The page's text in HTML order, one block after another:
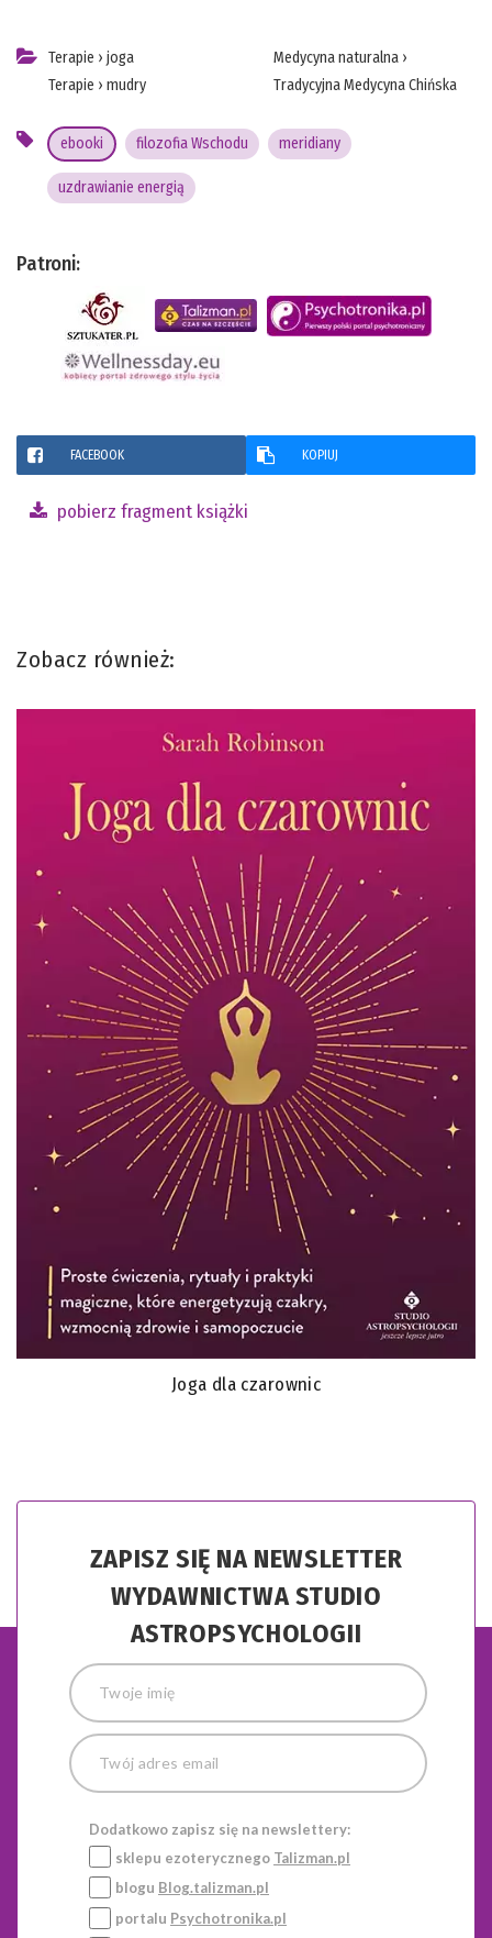
Terapie › joga
Terapie › mudry
Medycyna naturalna›
Tradycyjna Medycyna Chińska
ebooki filozofia Wschodu meridiany
uzdrawianie energią
Patroni:
FACEBOOK KOPIUJ
pobierz fragment książki
Zobacz również:
Joga dla czarownic
ZAPISZ SIĘ NA NEWSLETTER
WYDAWNICTWA STUDIO
ASTROPSYCHOLOGII
Dodatkowo zapisz się na newslettery:
sklepu ezoterycznego Talizman.pl
blogu Blog.talizman.pl
portalu Psychotronika.pl